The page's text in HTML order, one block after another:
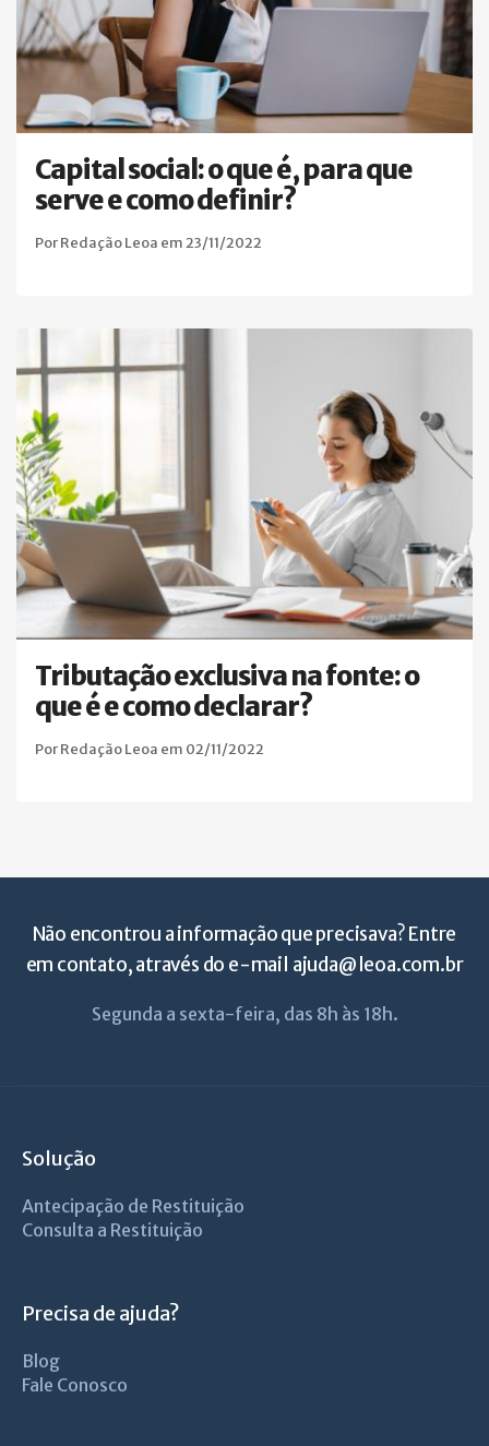
Capital social: o que é, para que
serve e como definir?
Por Redação Leoa em 23/11/2022
Tributação exclusiva na fonte: o
que é e como declarar?
Por Redação Leoa em 02/11/2022
Não encontrou a informação que precisava? Entre
em contato, através do e-mail ajuda@leoa.com.br
Segunda a sexta-feira, das 8h às 18h.
Solução
Antecipação de Restituição
Consulta a Restituição
Precisa de ajuda?
Blog
Fale Conosco